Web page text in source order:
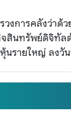
งการคลังว่าด้ว
จสินทรัพย์ดิจิทัล
รายใหญ่ ลงวั